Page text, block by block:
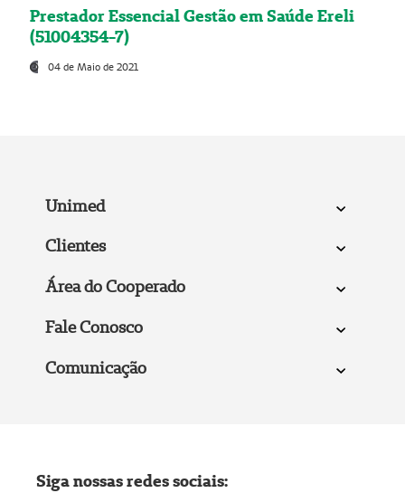
Prestador Essencial Gestão em Saúde Ereli
(51004354-7)
04 de Maio de 2021
Unimed
Clientes
Área do Cooperado
Fale Conosco
Comunicação
Siga nossas redes sociais: